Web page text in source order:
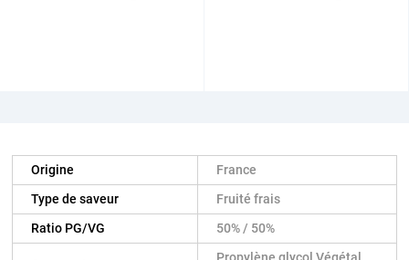
Origine
France
Type de saveur
Fruité frais
Ratio PG/VG
50% / 50%
Propylène glycol Végétal,